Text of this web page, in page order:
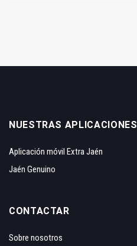
NUESTRAS APLICACIONES
Aplicación móvil Extra Jaén
Jaén Genuino
CONTACTAR
Sobre nosotros